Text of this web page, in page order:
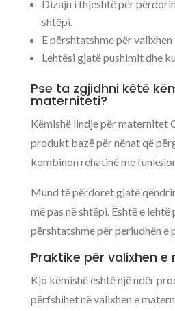
Dizajn i thjeshtë për
shtëpi.
E përshtatshme për
Lehtësi gjatë pushimit dhe
Pse ta zgjidhni këtë
materniteti?
Këmishë lindje për maternitet
produkt bazë për nënat që
kombinon rehatinë me
Mund të përdoret gjatë
më pas në shtëpi. Është e lehtë
përshtatshme për periudhën e
Praktike për valixhen
Kjo këmishë është një ndër
përfshihet në valixhen e